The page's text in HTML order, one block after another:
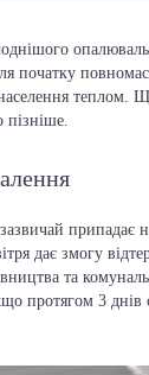
початку
теплом.
дає змогу
та
протягом 3